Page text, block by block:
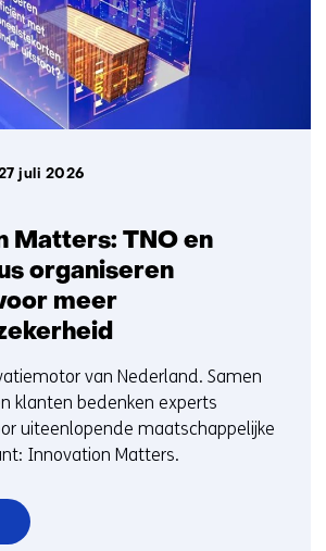
5
Matters: TNO en
organiseren
meer
juli 2026
van Nederland. Samen
klanten bedenken experts
uiteenlopende maatschappelijke
Innovation Matters.